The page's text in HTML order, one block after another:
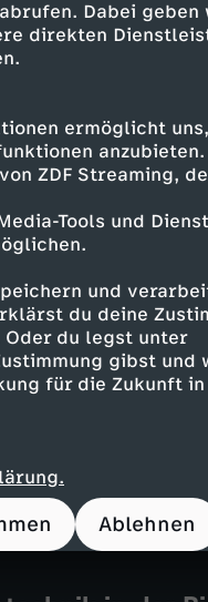
Dabei geben
direkten
ermöglicht
anzubieten.
ZDF Streaming,
Tools und
und
du deine
du legst unter
gibst und
für die Zukunft in
Ablehnen
-
letzten 200
Bertolt
Dominic
...
wir ewig
These, Altern
Schlaganfall,
mehr.
Frage
für